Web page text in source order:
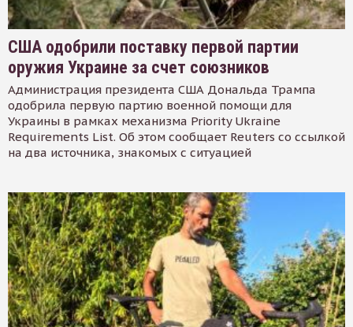
США одобрили поставку первой партии
оружия Украине за счет союзников
Администрация президента США Дональда Трампа
одобрила первую партию военной помощи для
Украины в рамках механизма Priority Ukraine
Requirements List. Об этом сообщает Reuters со ссылкой
на два источника, знакомых с ситуацией